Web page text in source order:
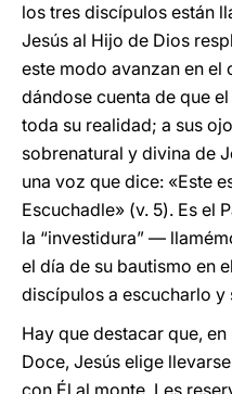
los tres discípulos están
Jesús al Hijo de Dios
este modo avanzan en el
dándose cuenta de que
toda su realidad; a sus
sobrenatural y divina de
una voz que dice: «Este
Escuchadle» (v. 5). Es el
la “investidura” —
el día de su bautismo en
discípulos a escucharlo y
Hay que destacar que,
Doce, Jesús elige
con Él al monte. Les